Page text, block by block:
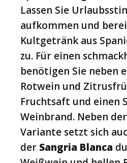
Lassen Sie
aufkommen und
Kultgetränk aus
zu. Für einen
benötigen Sie neben
Rotwein und
Fruchtsaft und einen
Weinbrand. Neben
Variante setzt sich
der Sangria Blanca